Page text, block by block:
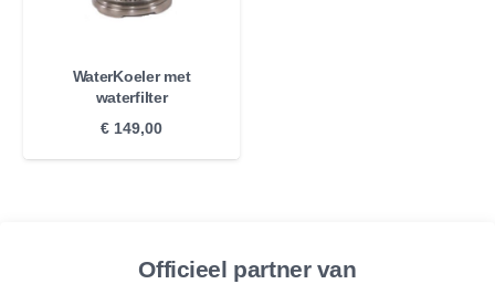
WaterKoeler met
waterfilter
€ 149,00
Officieel partner van